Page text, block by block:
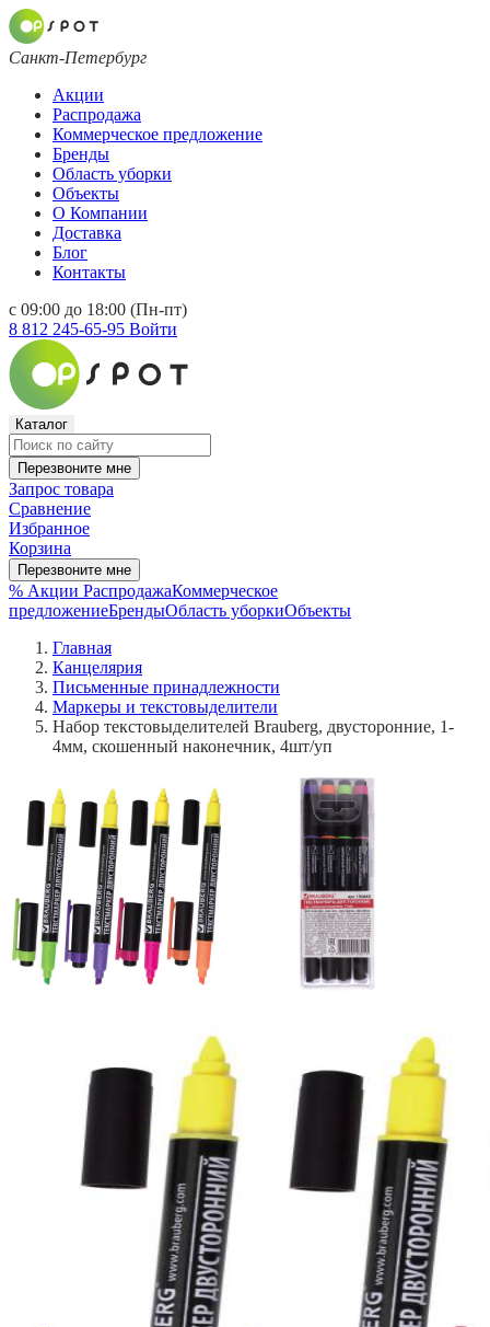
Санкт-Петербург
Акции
Распродажа
Коммерческое предложение
Бренды
Область уборки
Объекты
О Компании
Доставка
Блог
Контакты
с 09:00 до 18:00 (Пн-пт)
8 812 245-65-95 Войти
Каталог
Перезвоните мне
Запрос товара
Сравнение
Избранное
Корзина
Перезвоните мне
% Акции РаспродажаКоммерческое
предложениеБрендыОбласть уборкиОбъекты
Главная
Канцелярия
Письменные принадлежности
Маркеры и текстовыделители
Набор текстовыделителей Brauberg, двусторонние, 1-
4мм, скошенный наконечник, 4шт/уп